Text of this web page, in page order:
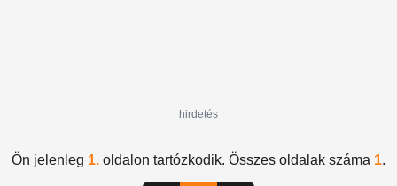
hirdetés
Ön jelenleg 1. oldalon tartózkodik. Összes oldalak száma 1.